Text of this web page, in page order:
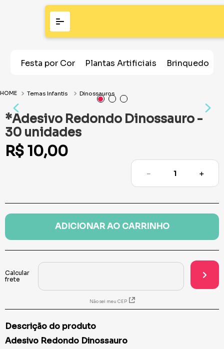
Festa por Cor Plantas Artificiais Brinquedos
Temas Infantis Dinossauros
*Adesivo Redondo Dinossauro -
30 unidades
R$ 10,00
＋
－
ADICIONAR AO CARRINHO
Não sei meu CEP
Descrição do produto
Adesivo Redondo Dinossauro